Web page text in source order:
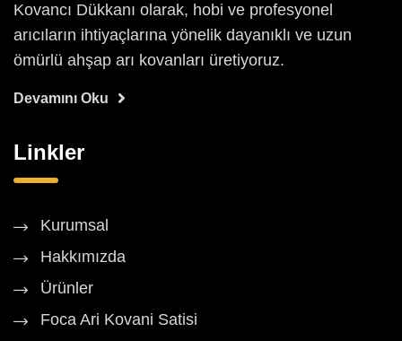
Kovancı Dükkanı olarak, hobi ve profesyonel
arıcıların ihtiyaçlarına yönelik dayanıklı ve uzun
ömürlü ahşap arı kovanları üretiyoruz.
Devamını Oku
Linkler
Kurumsal
Hakkımızda
Ürünler
Foca Ari Kovani Satisi